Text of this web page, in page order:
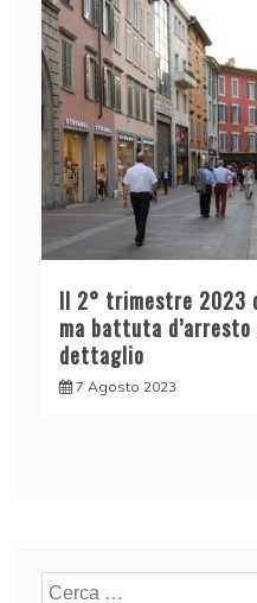
Il 2° trimestre 2023
ma battuta
dettaglio
7 Agosto 2023
Ricerca